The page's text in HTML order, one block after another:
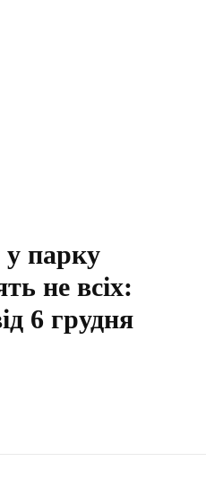
у парку
не всіх:
6 грудня